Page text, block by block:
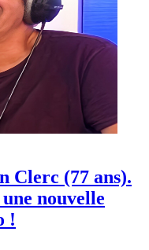
comme
jamais vus !